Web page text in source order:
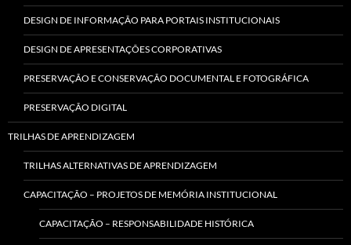
DESIGN DE INFORMAÇÃO PARA PORTAIS INSTITUCIONAIS
DESIGN DE APRESENTAÇÕES CORPORATIVAS
PRESERVAÇÃO E CONSERVAÇÃO DOCUMENTAL E FOTOGRÁFICA
PRESERVAÇÃO DIGITAL
TRILHAS DE APRENDIZAGEM
TRILHAS ALTERNATIVAS DE APRENDIZAGEM
CAPACITAÇÃO – PROJETOS DE MEMÓRIA INSTITUCIONAL
CAPACITAÇÃO – RESPONSABILIDADE HISTÓRICA